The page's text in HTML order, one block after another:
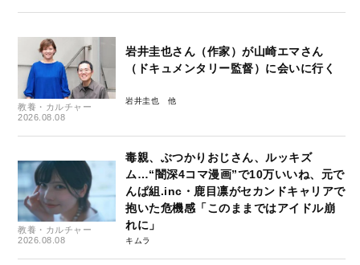
教養・カルチャー
2026.08.08
岩井圭也さん（作家）が山崎エマさん
（ドキュメンタリー監督）に会いに行く
岩井圭也
教養・カルチャー
2026.08.08
毒親、ぶつかりおじさん、ルッキズ
ム…“闇深4コマ漫画”で10万いいね、元で
んぱ組.inc・鹿目凛がセカンドキャリアで
抱いた危機感「このままではアイドル崩
れに」
キムラ